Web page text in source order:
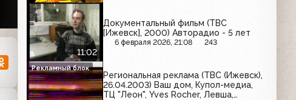
11:02
Документальный фильм (ТВС
[Ижевск], 2000) Авторадио - 5 лет
6 февраля 2026, 21:08 243
Региональная реклама (ТВС (Ижевск),
26.04.2003) Ваш дом, Купол-медиа,
ТЦ "Леон", Yves Rocher, Левша,
Рекламный блок